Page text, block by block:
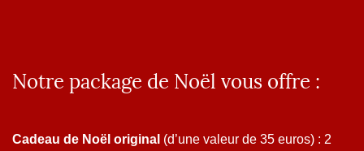
Notre package de Noël vous offre :
Cadeau de Noël original (d’une valeur de 35 euros) : 2